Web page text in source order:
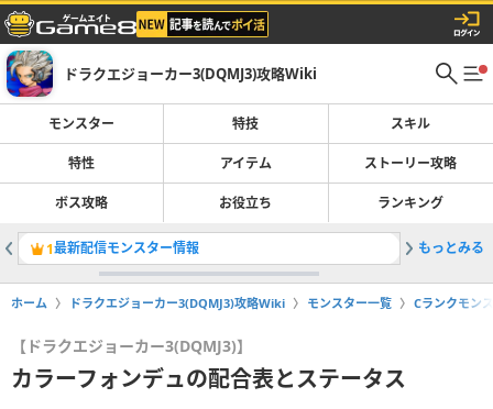
ドラクエジョーカー3(DQMJ3)攻略Wiki
モンスター 特技 スキル
特性 アイテム ストーリー攻略
ボス攻略 お役立ち ランキング
1最新配信モンスター情報 2グラン
もっとみる
ホーム ドラクエジョーカー3(DQMJ3)攻略Wiki モンスター一覧 Cランクモン
【ドラクエジョーカー3(DQMJ3)】
カラーフォンデュの配合表とステータス